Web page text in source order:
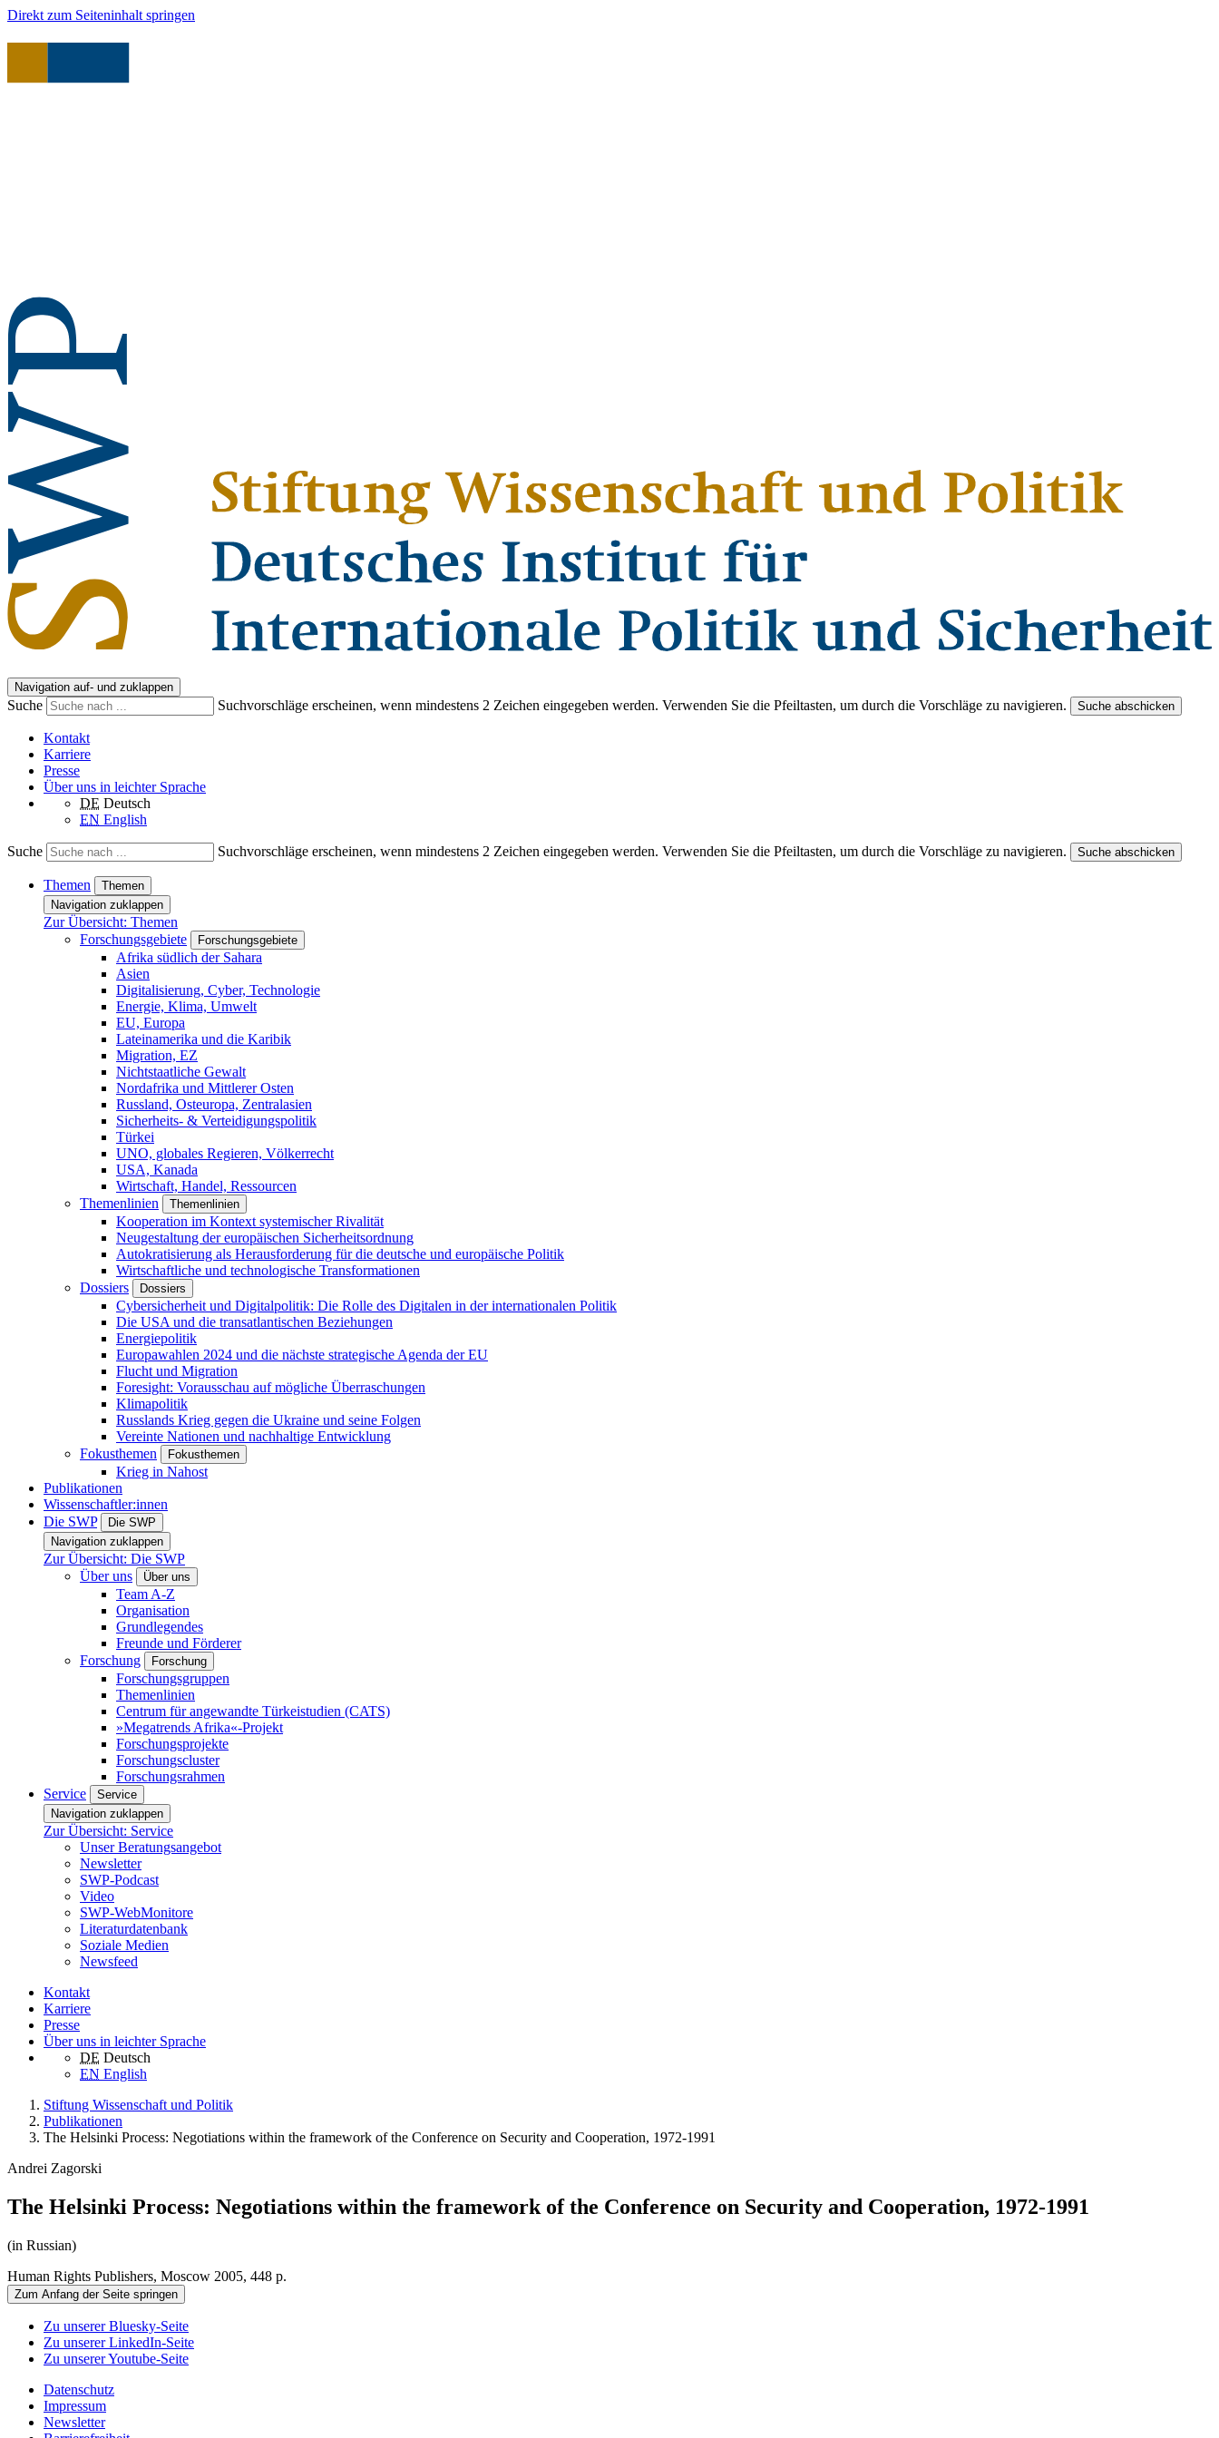
Direkt zum Seiteninhalt springen
Navigation auf- und zuklappen
Suche Suchvorschläge erscheinen, wenn mindestens 2 Zeichen eingegeben werden. Verwenden Sie die Pfeiltasten, um durch die Vorschläge zu navigieren. Suche abschicken
Kontakt
Karriere
Presse
Über uns in leichter Sprache
DE Deutsch
EN English
Suche Suchvorschläge erscheinen, wenn mindestens 2 Zeichen eingegeben werden. Verwenden Sie die Pfeiltasten, um durch die Vorschläge zu navigieren. Suche abschicken
Themen
Themen
Navigation zuklappen
Zur Übersicht: Themen
Forschungsgebiete
Forschungsgebiete
Afrika südlich der Sahara
Asien
Digitalisierung, Cyber, Technologie
Energie, Klima, Umwelt
EU, Europa
Lateinamerika und die Karibik
Migration, EZ
Nichtstaatliche Gewalt
Nordafrika und Mittlerer Osten
Russland, Osteuropa, Zentralasien
Sicherheits- & Verteidigungspolitik
Türkei
UNO, globales Regieren, Völkerrecht
USA, Kanada
Wirtschaft, Handel, Ressourcen
Themenlinien
Themenlinien
Kooperation im Kontext systemischer Rivalität
Neugestaltung der europäischen Sicherheitsordnung
Autokratisierung als Herausforderung für die deutsche und europäische Politik
Wirtschaftliche und technologische Transformationen
Dossiers
Dossiers
Cybersicherheit und Digitalpolitik: Die Rolle des Digitalen in der internationalen Politik
Die USA und die transatlantischen Beziehungen
Energiepolitik
Europawahlen 2024 und die nächste strategische Agenda der EU
Flucht und Migration
Foresight: Vorausschau auf mögliche Überraschungen
Klimapolitik
Russlands Krieg gegen die Ukraine und seine Folgen
Vereinte Nationen und nachhaltige Entwicklung
Fokusthemen
Fokusthemen
Krieg in Nahost
Publikationen
Wissenschaftler:innen
Die SWP
Die SWP
Navigation zuklappen
Zur Übersicht: Die SWP
Über uns
Über uns
Team A-Z
Organisation
Grundlegendes
Freunde und Förderer
Forschung
Forschung
Forschungsgruppen
Themenlinien
Centrum für angewandte Türkeistudien (CATS)
»Megatrends Afrika«-Projekt
Forschungsprojekte
Forschungscluster
Forschungsrahmen
Service
Service
Navigation zuklappen
Zur Übersicht: Service
Unser Beratungsangebot
Newsletter
SWP-Podcast
Video
SWP-WebMonitore
Literaturdatenbank
Soziale Medien
Newsfeed
Kontakt
Karriere
Presse
Über uns in leichter Sprache
DE Deutsch
EN English
Stiftung Wissenschaft und Politik
Publikationen
The Helsinki Process: Negotiations within the framework of the Conference on Security and Cooperation, 1972-1991
Andrei Zagorski
The Helsinki Process: Negotiations within the framework of the Conference on Security and Cooperation, 1972-1991
(in Russian)
Human Rights Publishers, Moscow 2005, 448 p.
Zum Anfang der Seite springen
Zu unserer Bluesky-Seite
Zu unserer LinkedIn-Seite
Zu unserer Youtube-Seite
Datenschutz
Impressum
Newsletter